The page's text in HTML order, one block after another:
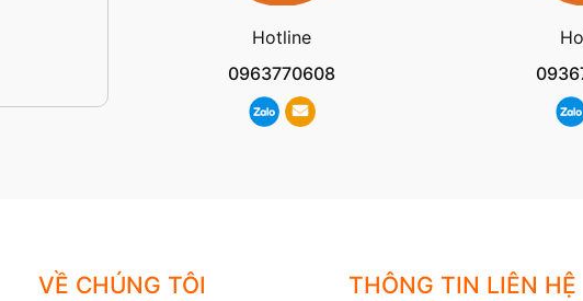
Hotline
0963770608
VỀ CHÚNG TÔI THÔNG TIN LIÊN HỆ